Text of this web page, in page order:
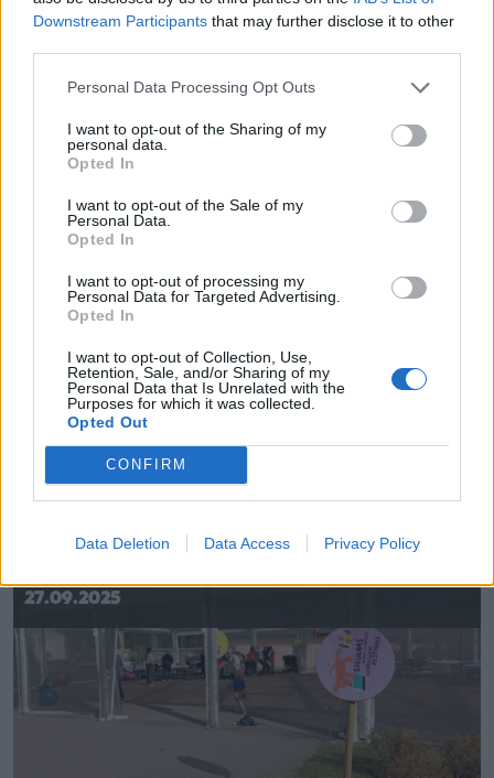
Downstream Participants that may further disclose it to other
Personal Data Processing Opt Outs
I want to opt-out of the Sharing of my
personal data.
Opted In
I want to opt-out of the Sale of my
Personal Data.
Opted In
I want to opt-out of processing my
Personal Data for Targeted Advertising.
Opted In
I want to opt-out of Collection, Use,
Retention, Sale, and/or Sharing of my
Personal Data that Is Unrelated with the
Purposes for which it was collected.
Opted Out
CONFIRM
Data Deletion Data Access Privacy Policy
Lai padarbotos ar rociņām, ne tikai actiņām,
devāmies uz zīmuļskaidiņu darbnīcu, kurai par
iedvesmu kalpoja Reiņa Pētersona ilustrētais Kārļa
nožūst līme uz darbiņiem, bērni var izdauzīties ar
vingrošanas bumbām.
Pēc mazas Siguldas saldējuma pauzes aplūkojām
Reiņa Pētersona grāmatu ilustrāciju izstādi Dīķa
mājā. Un tur nu gan bija ko redzēt un darīt! Piecās
“Pētersona arhipelāga” saliņās var nokļūt Lupatiņu
avīzē vai uzzīmēt savu dusmīgā kaimiņa portretu.
Iesakām!
Ar to arī ekspertu grupas enerģija bija izsmelta, bet
citu gadu apņemamies celties un velties ātrāk!
22 FOTO
27.09.2025